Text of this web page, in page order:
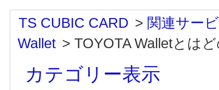
TS CUBIC CARD > 関連サー
Wallet > TOYOTA Walletとは
カテゴリー表示